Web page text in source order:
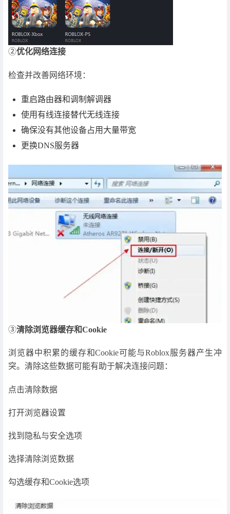
②优化网络连接
检查并改善网络环境：
重启路由器和调制解调器
使用有线连接替代无线连接
确保没有其他设备占用大量带宽
更换DNS服务器
③清除浏览器缓存和Cookie
浏览器中积累的缓存和Cookie可能与Roblox服务器产生冲
突。清除这些数据可能有助于解决连接问题：
点击清除数据
打开浏览器设置
找到隐私与安全选项
选择清除浏览数据
勾选缓存和Cookie选项